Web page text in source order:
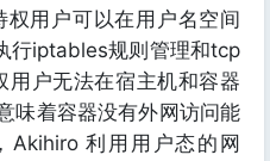
用户可以在用户名空间
行iptables规则管理和tcp
户无法在宿主机和容器
味着容器没有外网访问能
Akihiro 利用用户态的网